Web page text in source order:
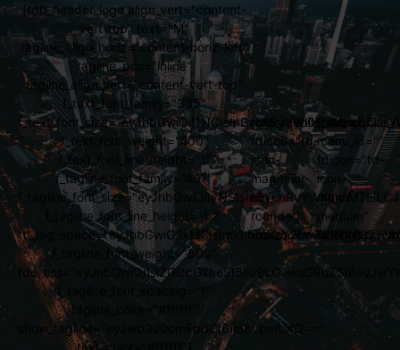
[tdb_header_logo align_vert="content-
vert-top" text="M"
tagline_align_horiz="content-horiz-left"
tagline_pos="inline"
tagline_align_vert="content-vert-top"
f_text_font_family="335"
f_text_font_weight="400"
f_text_font_line_height="1"
f_tagline_font_family="467"
f_tagline_font_line_height="1.2"
f_tagline_font_weight="500"
f_tagline_font_spacing="1"
tagline_color="#ffffff"
show_tagline="eyJwb3J0cmFpdCI6Im5vbmUifQ=="
text_color="#ffffff"]
[tdb_mobile_search
tdicon="td-
icon-
magnifier-
big-
rounded"
icon_color="#ffffff"]
menu_id=""
tdicon="td-
icon-
menu-
medium"